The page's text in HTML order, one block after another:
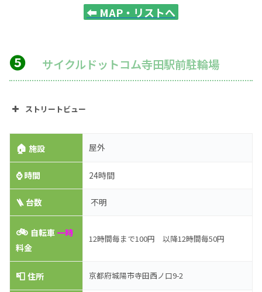
⬅️ MAP・リストへ
❺ サイクルドットコム寺田駅前駐輪場
ストリートビュー
🏠施設 屋外
⌚時間 24時間
🪜 台数 不明
🚲 自転車 一時
料金
12時間毎まで100円 以降12時間毎50円
📮住所 京都府城陽市寺田西ノ口9-2